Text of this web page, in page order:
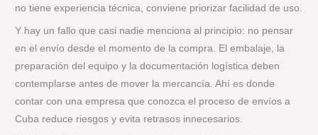
no tiene experiencia técnica, conviene priorizar facilidad de uso.
Y hay un fallo que casi nadie menciona al principio: no pensar
en el envío desde el momento de la compra. El embalaje, la
preparación del equipo y la documentación logística deben
contemplarse antes de mover la mercancía. Ahí es donde
contar con una empresa que conozca el proceso de envíos a
Cuba reduce riesgos y evita retrasos innecesarios.